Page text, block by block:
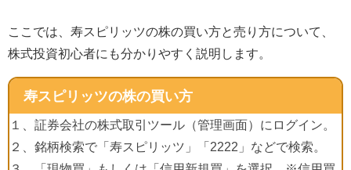
ここでは、寿スピリッツの株の買い方と売り方について、
株式投資初心者にも分かりやすく説明します。
寿スピリッツの株の買い方
１、証券会社の株式取引ツール（管理画面）にログイン。
２、銘柄検索で「寿スピリッツ」「2222」などで検索。